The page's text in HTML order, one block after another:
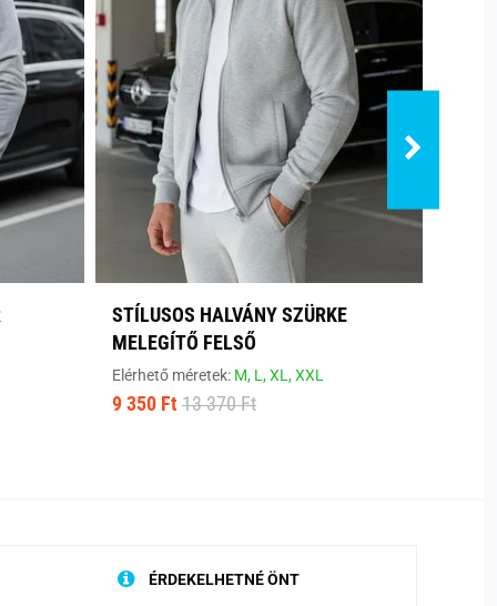
STÍLUSOS HALVÁNY SZÜRKE
MELEGÍTŐ FELSŐ
Elérhető méretek: M, L,XL,XXL
9 350 Ft 13 370 Ft
ÉRDEKELHETNÉ ÖNT